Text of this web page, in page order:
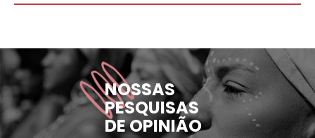
NOSSAS
PESQUISAS
DE OPINIÃO